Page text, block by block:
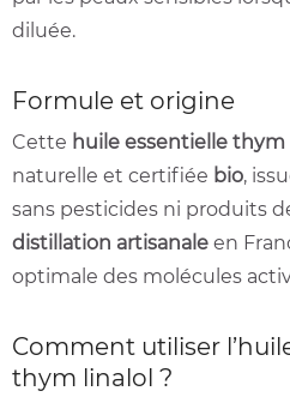
diluée.
Formule et origine
Cette huile essentielle thym
naturelle et certifiée bio,
sans pesticides ni produits
distillation artisanale en
optimale des molécules
Comment utiliser
thym linalol ?